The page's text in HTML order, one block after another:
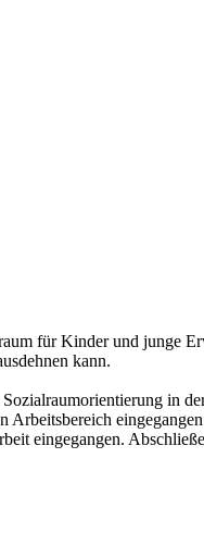
für Kinder und junge
kann.
in
Arbeitsbereich
eingegangen.